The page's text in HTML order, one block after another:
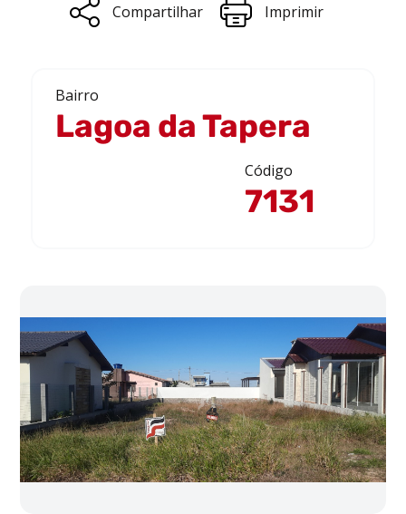
Compartilhar Imprimir
Bairro
Lagoa da Tapera
Código
7131